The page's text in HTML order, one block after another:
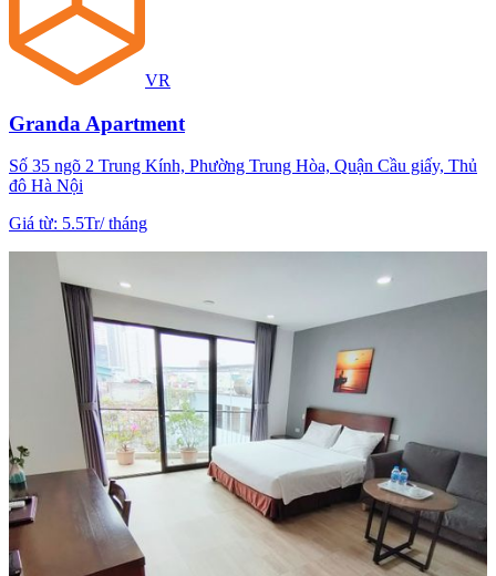
VR
Granda Apartment
Số 35 ngõ 2 Trung Kính, Phường Trung Hòa, Quận Cầu giấy, Thủ
đô Hà Nội
Giá từ: 5.5Tr/tháng